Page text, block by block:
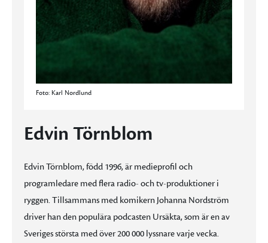
Foto: Karl Nordlund
Edvin Törnblom
Edvin Törnblom, född 1996, är medieprofil och
programledare med flera radio- och tv-produktioner i
ryggen. Tillsammans med komikern Johanna Nordström
driver han den populära podcasten Ursäkta, som är en av
Sveriges största med över 200 000 lyssnare varje vecka.